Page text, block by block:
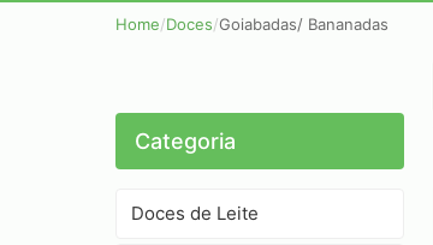
Home/Doces/Goiabadas/ Bananadas
Categoria
Doces de Leite